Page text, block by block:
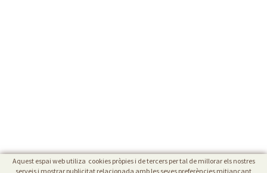
Aquest espai web utiliza cookies pròpies i de tercers per tal de millorar els nostres
serveis i mostrar publicitat relacionada amb les seves preferències mitjançant